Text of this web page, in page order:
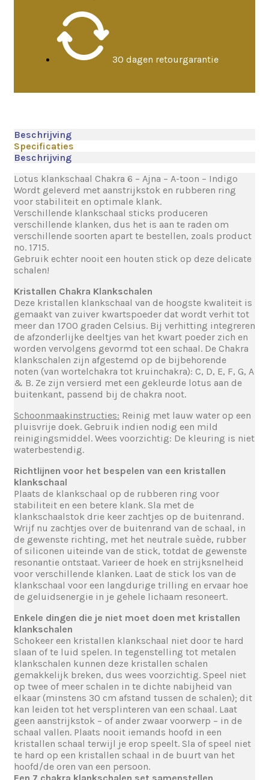
30 dagen retourgarantie
Beschrijving
Specificaties
Beschrijving
Lotus klankschaal Chakra 6 – Ajna – A-toon – Indigo
Wordt geleverd met aanstrijkstok en rubberen ring
voor stabiliteit en optimale klank.
Verschillende klankschaal sticks produceren
verschillende klanken, dus het is aan te raden om
verschillende soorten apart te bestellen, zoals product
no. 1715.
Gebruik echter nooit een houten stick op deze delicate
schalen!
Kristallen Chakra Klankschalen
Deze kristallen klankschaal van de hoogste kwaliteit is
gemaakt van zuiver kwartspoeder dat wordt verhit tot
meer dan 1700 graden Celsius. Bij verhitting integreren
de afzonderlijke deeltjes van het kwart poeder zich en
worden vervolgens gevormd tot een schaal. De Chakra
klankschalen zijn afgestemd op de bijbehorende
noten (van wortelchakra tot kruinchakra): C, D, E, F, G, A
& B. Ze zijn versierd met een gekleurde lotus aan de
buitenkant, passend bij de chakra noot.
Schoonmaakinstructies: Reinig met lauw water op een
pluisvrije doek. Gebruik indien nodig een mild
reinigingsmiddel. Wees voorzichtig: De kleuring is niet
waterbestendig.
Richtlijnen voor het bespelen van een kristallen
klankschaal
Plaats de klankschaal op de rubberen ring voor
stabiliteit en een betere klank. Sla met de
klankschaalstok drie keer zachtjes op de buitenrand.
Wrijf nu zachtjes over de buitenrand van de schaal, in
de gewenste richting, met het neutrale suède, rubber
of siliconen uiteinde van de stick, totdat de gewenste
resonantie ontstaat. Varieer de hoek en strijksnelheid
voor verschillende klanken. Laat de stick los van de
klankschaal voor een langdurige trilling en ervaar hoe
de geluidsenergie in je gehele lichaam resoneert.
Enkele dingen die je niet moet doen met kristallen
klankschalen
Schokeer een kristallen klankschaal niet door te hard
slaan of te luid spelen. In tegenstelling tot metalen
klankschalen kunnen deze kristallen schalen
gemakkelijk breken, dus wees voorzichtig. Speel niet
op twee of meer schalen in te dichte nabijheid van
elkaar (minstens 30 cm afstand tussen de schalen); dit
kan leiden tot het versplinteren van een schaal. Laat
geen aanstrijkstok – of ander zwaar voorwerp – in de
schaal vallen. Plaats nooit iemands hoofd in een
kristallen schaal terwijl je erop speelt. Sla of speel niet
te hard op een kristallen schaal in de buurt van het
hoofd/de oren van een persoon.